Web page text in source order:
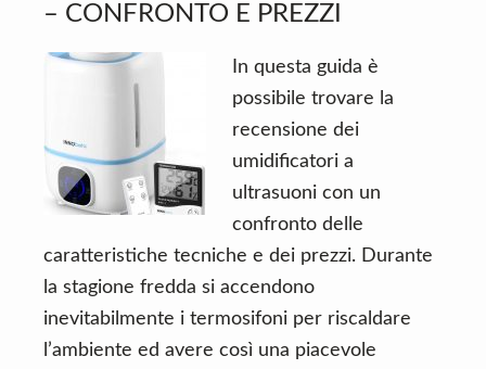
– CONFRONTO E PREZZI
In questa guida è
possibile trovare la
recensione dei
umidificatori a
ultrasuoni con un
confronto delle
caratteristiche tecniche e dei prezzi. Durante
la stagione fredda si accendono
inevitabilmente i termosifoni per riscaldare
l’ambiente ed avere così una piacevole